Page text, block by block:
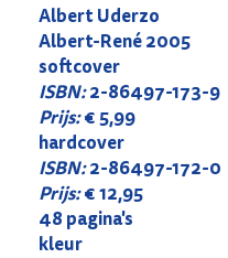
Albert Uderzo
Albert-René 2005
softcover
ISBN:2-86497-173-9
Prijs:€ 5,99
hardcover
ISBN:2-86497-172-0
Prijs:€ 12,95
48 pagina's
kleur